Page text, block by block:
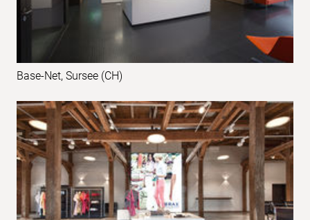
Base-Net, Sursee (CH)